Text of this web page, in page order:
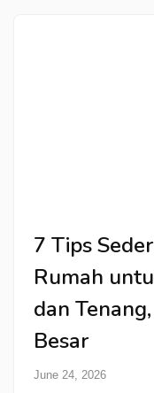
7 Tips
Rumah
dan
Besar
June 24, 2026